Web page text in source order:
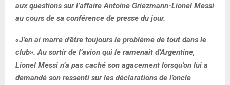
aux questions sur l’affaire Antoine Griezmann-Lionel Messi
au cours de sa conférence de presse du jour.
«J’en ai marre d’être toujours le problème de tout dans le
club». Au sortir de l’avion qui le ramenait d’Argentine,
Lionel Messi n’a pas caché son agacement lorsqu’on lui a
demandé son ressenti sur les déclarations de l’oncle